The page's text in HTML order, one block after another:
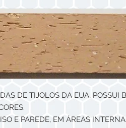
DE TIJOLOS DA EUA, POSSUI
E PAREDE, EM ÁREAS